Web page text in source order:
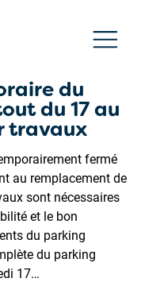
du
du 17 au
travaux
fermé
au remplacement de
sont nécessaires
et le bon
du parking
du parking
17…